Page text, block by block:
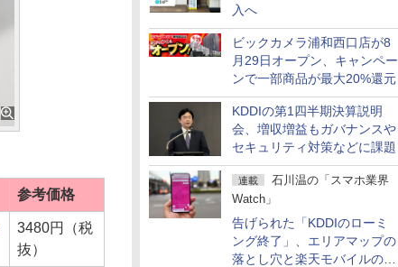
入へ
ビックカメラ浦和西口店が8
月29日オープン、キャンペー
ンで一部商品が最大20%還元
KDDIの第1四半期決算説明
会、増収増益もガバナンスや
セキュリティ対策などに課題
連載
石川温の「スマホ業界
Watch」
告げられた「KDDIのローミ
ング終了」、エリアマップの
落とし穴と楽天モバイルの課
参考価格
3480円（税
抜）